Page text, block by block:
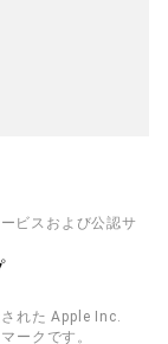
ビスおよび公認サ
れた Apple Inc.
ークです。